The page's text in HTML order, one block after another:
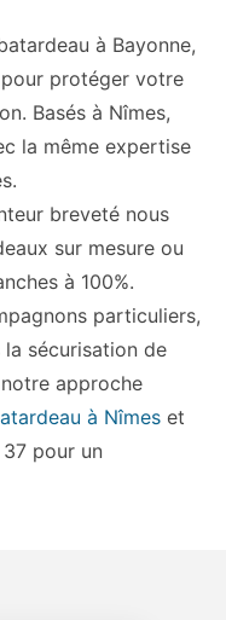
à Bayonne,
protéger votre
Basés à Nîmes,
la même expertise
breveté nous
sur mesure ou
à 100%.
particuliers,
sécurisation de
approche
à Nîmes et
pour un